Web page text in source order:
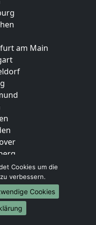
am Main
Cookies um die
verbessern.
Cookies